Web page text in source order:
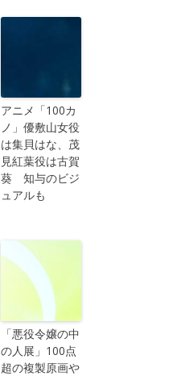
アニメ「100カ
ノ」優敷山女役
は集貝はな、茂
見紅葉役は古賀
葵 知与のビジ
ュアルも
「悪役令嬢の中
の人展」100点
超の複製原画や